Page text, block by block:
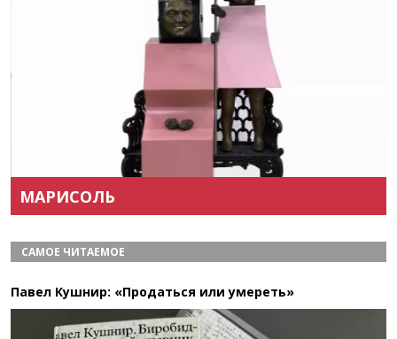
МАРИСОЛЬ
САМОЕ ЧИТАЕМОЕ
Павел Кушнир: «Продаться или умереть»